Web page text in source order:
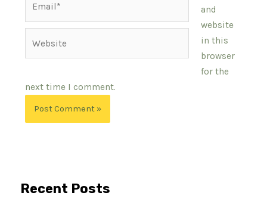
Recent Posts
and
website
in this
browser
for the
next time I comment.